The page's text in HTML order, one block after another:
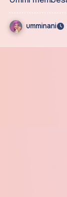
umminani